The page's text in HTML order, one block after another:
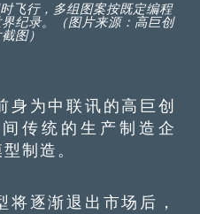
飞行，多组图案按既定编程
纪录。（图片来源：高巨创
图）
为中联讯的高巨创
传统的生产制造企
制造。
逐渐退出市场后，